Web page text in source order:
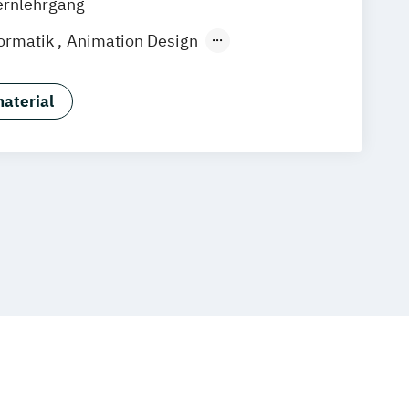
Zürich Rostock
Animation Design
Game Design
Engineering